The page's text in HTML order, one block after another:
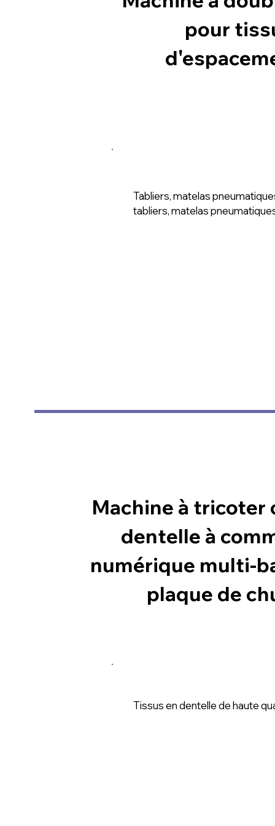
pour
Tabliers, matelas
tabliers, matelas
Machine à tricoter
dentelle à
numérique multi-
plaque de
Tissus en dentelle de haute